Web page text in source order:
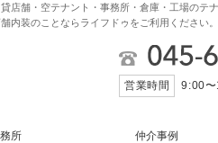
空テナント・事務所・倉庫・工場のテナ
内装のことならライフドゥをご利用ください。
営業時間 9:00
所 仲介事例